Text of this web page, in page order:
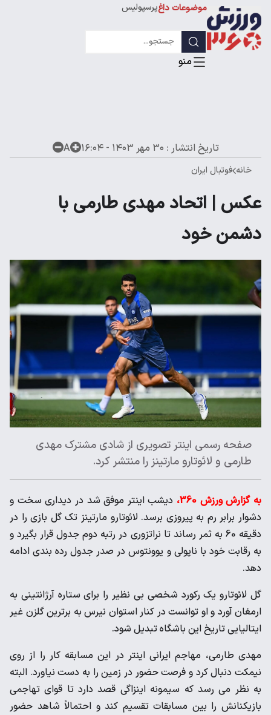
موضوعات داغپرسپولیس
لیگ قهرمانان
تاریخ انتشار : ۳۰ مهر ۱۴۰۳ - ۱۶:۰۴ A
خانه فوتبال ایران
عکس | اتحاد مهدی طارمی با
دشمن خود
صفحه رسمی اینتر تصویری از شادی مشترک مهدی
طارمی و لائوتارو مارتینز را منتشر کرد.
به گزارش ورزش 360،
دیشب اینتر موفق شد در دیداری سخت و
دشوار برابر رم به پیروزی برسد. لائوتارو مارتینز تک گل بازی را در
دقیقه 60 به ثمر رساند تا نراتزوری در رتبه دوم جدول قرار بگیرد و
به رقابت خود با ناپولی و یوونتوس در صدر جدول رده بندی ادامه
دهد.
گل لائوتارو یک رکورد شخصی بی نظیر را برای ستاره آرژانتینی به
ارمغان آورد و او توانست در کنار استوان نیرس به برترین گلزن غیر
ایتالیایی تاریخ این باشگاه تبدیل شود.
مهدی طارمی، مهاجم ایرانی اینتر در این مسابقه کار را از روی
نیمکت دنبال کرد و فرصت حضور در زمین را به دست نیاورد. البته
به نظر می رسد که سیمونه اینزاگی قصد دارد تا قوای تهاجمی
بازیکنانش را بین مسابقات تقسیم کند و احتمالاً شاهد حضور